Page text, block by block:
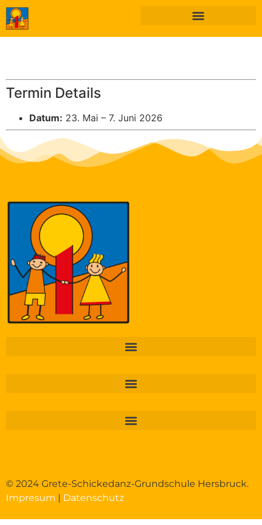
Termin Details
Datum: 23. Mai – 7. Juni 2026
© 2024 Grete-Schickedanz-Grundschule Hersbruck.
Impresum | Datenschutz